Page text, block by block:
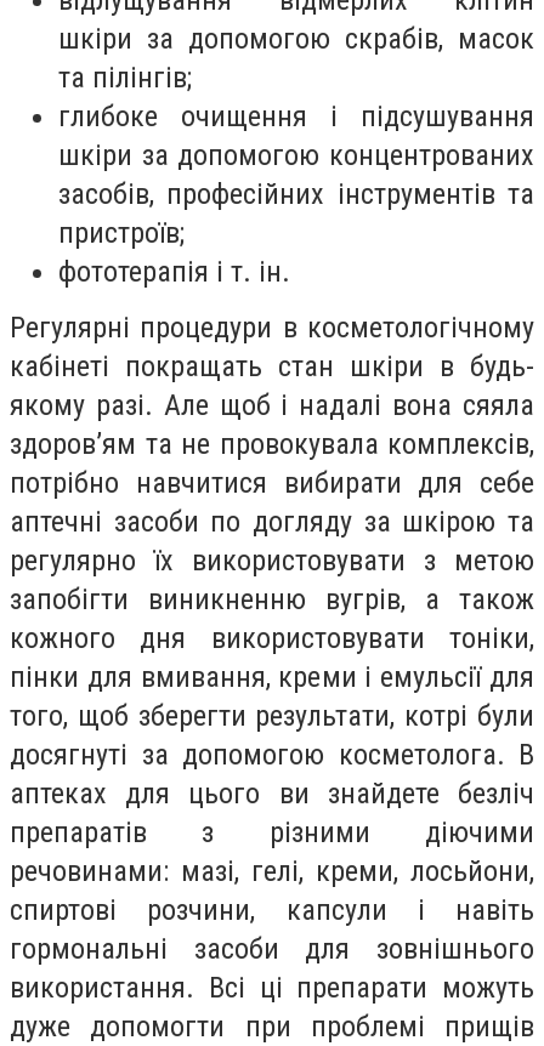
шкіри за допомогою скрабів, масок
та пілінгів;
глибоке очищення і підсушування
шкіри за допомогою концентрованих
засобів, професійних інструментів та
пристроїв;
фототерапія і т. ін.
Регулярні процедури в косметологічному
кабінеті покращать стан шкіри в будь-
якому разі. Але щоб і надалі вона сяяла
здоров’ям та не провокувала комплексів,
потрібно навчитися вибирати для себе
аптечні засоби по догляду за шкірою та
регулярно їх використовувати з метою
запобігти виникненню вугрів, а також
кожного дня використовувати тоніки,
пінки для вмивання, креми і емульсії для
того, щоб зберегти результати, котрі були
досягнуті за допомогою косметолога. В
аптеках для цього ви знайдете безліч
препаратів з різними діючими
речовинами: мазі, гелі, креми, лосьйони,
спиртові розчини, капсули і навіть
гормональні засоби для зовнішнього
використання. Всі ці препарати можуть
дуже допомогти при проблемі прищів